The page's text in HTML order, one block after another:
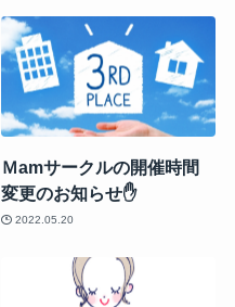
Ｍamサークルの開催時間
変更のお知らせ✋
2022.05.20